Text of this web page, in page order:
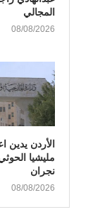
المجالي
08/08/2026
الأردن يدين
مليشيا
نجران
08/08/2026